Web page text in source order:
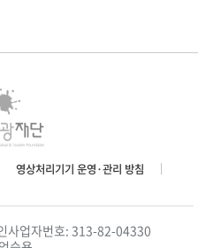
영상처리기기 운영·관리 방침
사업자번호: 313-82-04330